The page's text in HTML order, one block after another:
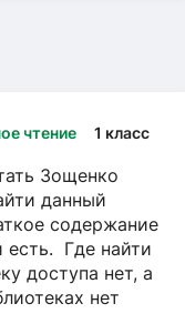
чтение 1 класс
Зощенко
данный
содержание
есть. Где найти
доступа нет, а
нет